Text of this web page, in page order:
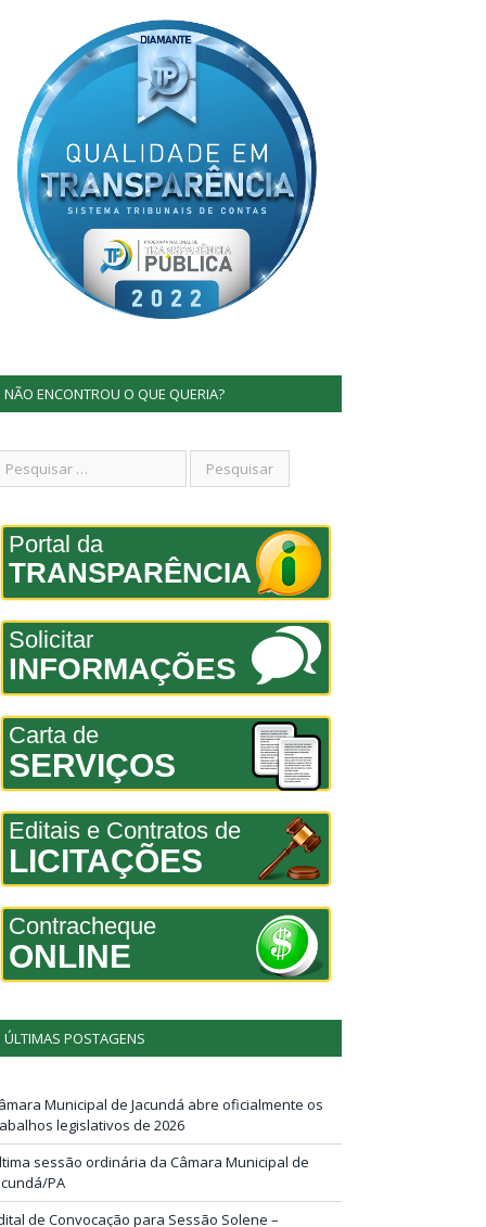
NÃO ENCONTROU O QUE QUERIA?
Portal da
TRANSPARÊNCIA
Solicitar
INFORMAÇÕES
Carta de
SERVIÇOS
Editais e Contratos de
LICITAÇÕES
Contracheque
ONLINE
ÚLTIMAS POSTAGENS
Municipal de Jacundá abre oficialmente os
legislativos de 2026
sessão ordinária da Câmara Municipal de
PA
de Convocação para Sessão Solene –